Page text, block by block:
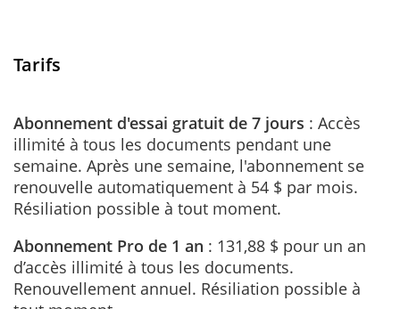
Tarifs
Abonnement d'essai gratuit de 7 jours : Accès
illimité à tous les documents pendant une
semaine. Après une semaine, l'abonnement se
renouvelle automatiquement à 54 $ par mois.
Résiliation possible à tout moment.
Abonnement Pro de 1 an : 131,88 $ pour un an
d’accès illimité à tous les documents.
Renouvellement annuel. Résiliation possible à